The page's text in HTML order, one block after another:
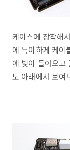
케이스에 장착해
에 특이하게 케이
에 빛이 들어오고
도 아래에서 보여